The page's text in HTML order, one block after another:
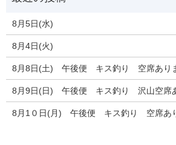
8月5日(水)
8月4日(火)
8月8日(土) 午後便 キス釣り 空席あり
8月9日(日) 午後便 キス釣り 沢山空席
8月1０日(月) 午後便 キス釣り 空席あ